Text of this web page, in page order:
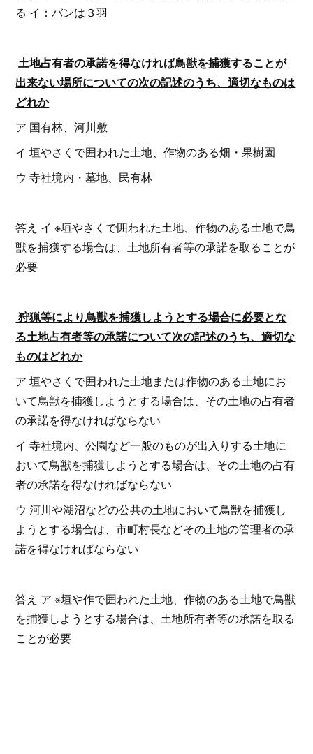
る イ：バンは３羽
土地占有者の承諾を得なければ鳥獣を捕獲することが
出来ない場所についての次の記述のうち、適切なものは
どれか
ア 国有林、河川敷
イ 垣やさくで囲われた土地、作物のある畑・果樹園
ウ 寺社境内・墓地、民有林
答え イ ※垣やさくで囲われた土地、作物のある土地で鳥
獣を捕獲する場合は、土地所有者等の承諾を取ることが
必要
狩猟等により鳥獣を捕獲しようとする場合に必要とな
る土地占有者等の承諾について次の記述のうち、適切な
ものはどれか
ア 垣やさくで囲われた土地または作物のある土地にお
いて鳥獣を捕獲しようとする場合は、その土地の占有者
の承諾を得なければならない
イ 寺社境内、公園など一般のものが出入りする土地に
おいて鳥獣を捕獲しようとする場合は、その土地の占有
者の承諾を得なければならない
ウ 河川や湖沼などの公共の土地において鳥獣を捕獲し
ようとする場合は、市町村長などその土地の管理者の承
諾を得なければならない
答え ア ※垣や作で囲われた土地、作物のある土地で鳥獣
を捕獲しようとする場合は、土地所有者等の承諾を取る
ことが必要